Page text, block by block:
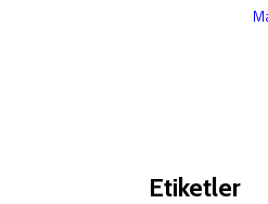
Etiketler